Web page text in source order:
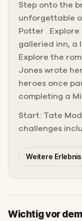
Step onto the
unforgettable
Potter . Explore
galleried inn, a
Explore the
Jones wrote
heroes once
completing a
Start: Tate
challenges
Weitere
Wichtig vor